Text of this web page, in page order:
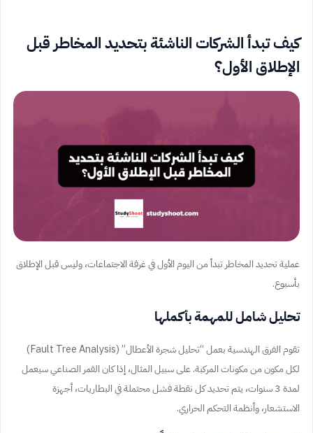
كيف تبدأ الشركات الناشئة بتحديد المخاطر قبل
الإطلاق الأول؟
عملية تحديد المخاطر تبدأ من اليوم الأول في غرفة الاجتماعات، وليس قبل الإطلاق
بأسبوع.
تحليل شامل للمهمة بأكملها
تقوم الفرق الهندسية بعمل “تحليل شجرة الأعطال” (Fault Tree Analysis)
لكل مكون من مكونات المركبة. على سبيل المثال، إذا كان القمر الصناعي سيعمل
لمدة 3 سنوات، يتم تحديد كل نقطة فشل محتملة في البطاريات، أجهزة
الاستشعار، وأنظمة التحكم الحراري.